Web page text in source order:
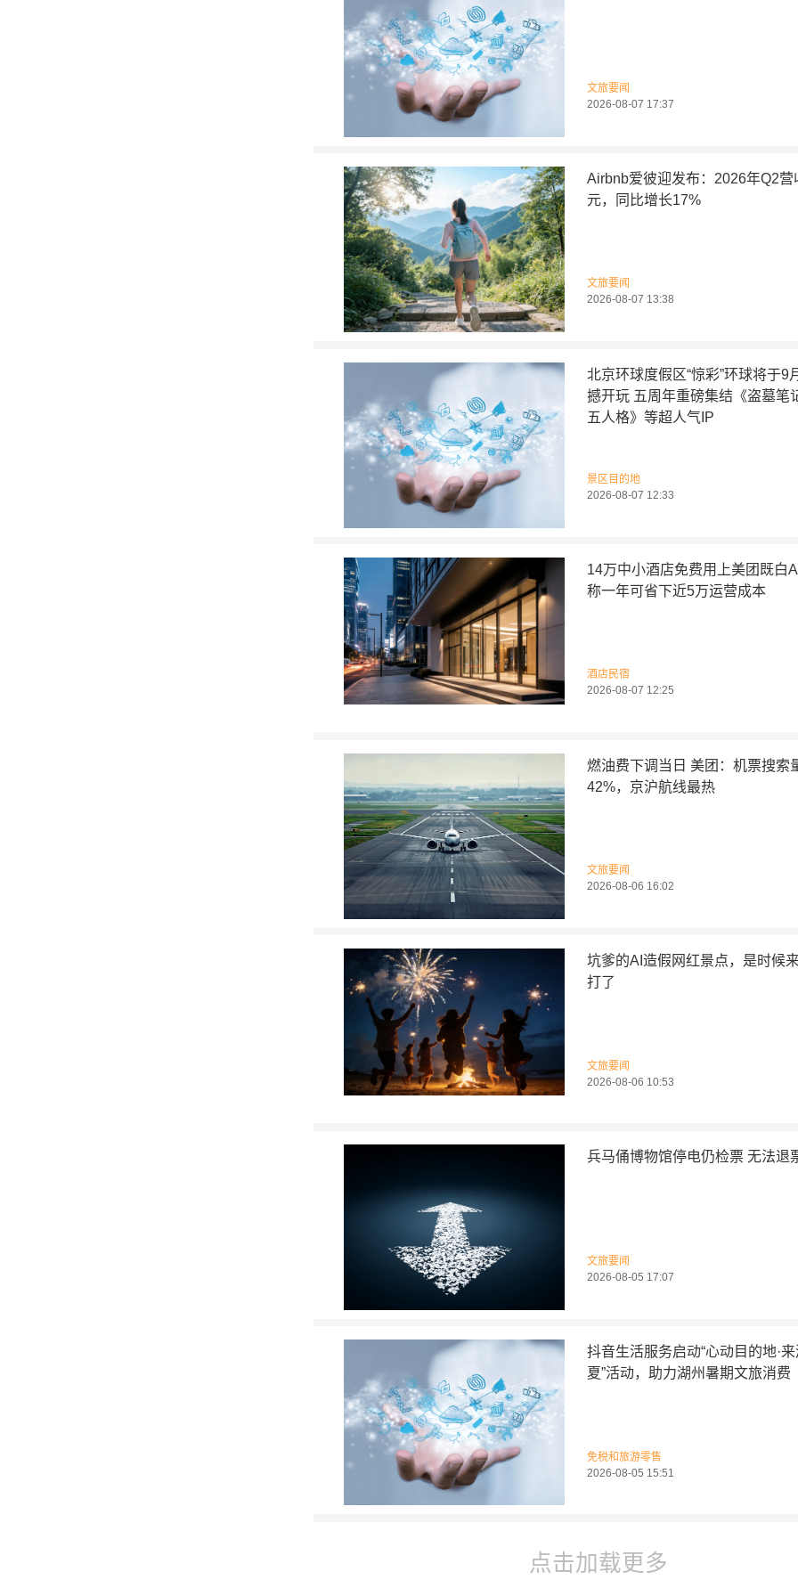
文旅要闻
2026-08-07 17:37
Airbnb爱彼迎发布：2026年Q2营
元，同比增长17%
文旅要闻
2026-08-07 13:38
北京环球度假区“惊彩”环球将于9
撼开玩 五周年重磅集结《盗墓笔
五人格》等超人气IP
景区目的地
2026-08-07 12:33
14万中小酒店免费用上美团既白
称一年可省下近5万运营成本
酒店民宿
2026-08-07 12:25
燃油费下调当日 美团：机票搜索
42%，京沪航线最热
文旅要闻
2026-08-06 16:02
坑爹的AI造假网红景点，是时候
打了
文旅要闻
2026-08-06 10:53
兵马俑博物馆停电仍检票 无法退
文旅要闻
2026-08-05 17:07
抖音生活服务启动“心动目的地·
夏”活动，助力湖州暑期文旅消费
免税和旅游零售
2026-08-05 15:51
点击加载更多